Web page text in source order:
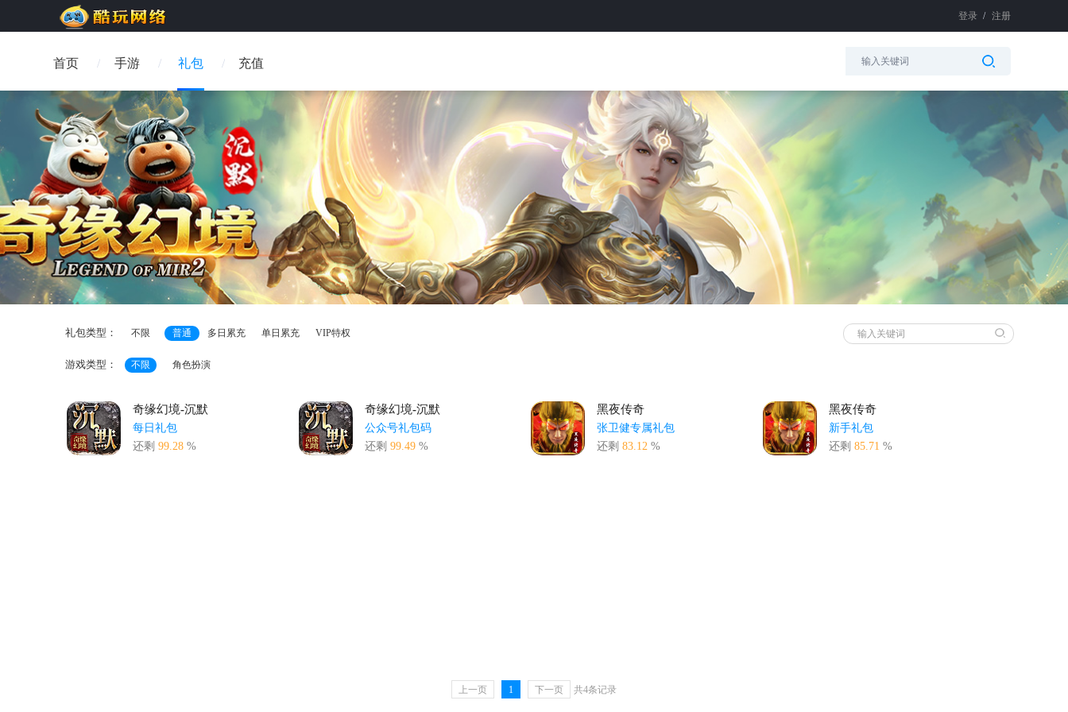
登录 / 注册
首页 手游 礼包 充值
礼包类型： 不限 普通 多日累充 单日累充 VIP特权
游戏类型： 不限 角色扮演
奇缘幻境-沉默
每日礼包
还剩 99.28 %
奇缘幻境-沉默
公众号礼包码
还剩 99.49 %
黑夜传奇
张卫健专属礼包
还剩 83.12 %
黑夜传奇
新手礼包
还剩 85.71 %
上一页 1 下一页 共4条记录